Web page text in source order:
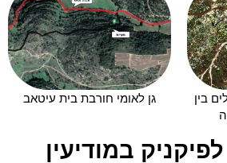
בין
גן לאומי חורבת בית עיטאב
במודיעין